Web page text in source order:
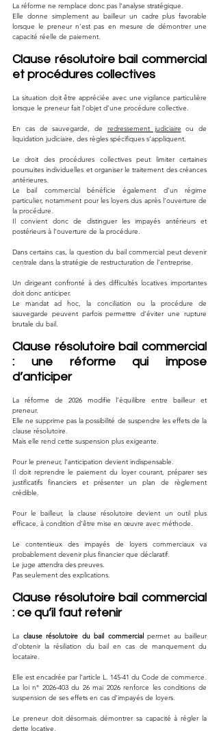
La réforme ne remplace donc pas l’analyse stratégique.
Elle donne simplement au bailleur un cadre plus favorable
lorsque le preneur n’est pas en mesure de démontrer une
capacité réelle de paiement.
Clause résolutoire bail commercial
et procédures collectives
La situation doit être appréciée avec une vigilance particulière
lorsque le preneur fait l’objet d’une procédure collective.
En cas de sauvegarde, de redressement judiciaire ou de
liquidation judiciaire, des règles spécifiques s’appliquent.
Le droit des procédures collectives peut limiter certaines
poursuites individuelles et organiser le traitement des créances
antérieures.
Le bail commercial bénéficie également d’un régime
particulier, notamment pour les loyers dus après l’ouverture de
la procédure.
Il convient donc de distinguer les impayés antérieurs et
postérieurs à l’ouverture de la procédure.
Dans certains cas, la question du bail commercial peut devenir
centrale dans la stratégie de restructuration de l’entreprise.
Un dirigeant confronté à des difficultés locatives importantes
doit donc anticiper.
Le mandat ad hoc, la conciliation ou la procédure de
sauvegarde peuvent parfois permettre d’éviter une rupture
brutale du bail.
Clause résolutoire bail commercial
: une réforme qui impose
d’anticiper
La réforme de 2026 modifie l’équilibre entre bailleur et
preneur.
Elle ne supprime pas la possibilité de suspendre les effets de la
clause résolutoire.
Mais elle rend cette suspension plus exigeante.
Pour le preneur, l’anticipation devient indispensable.
Il doit reprendre le paiement du loyer courant, préparer ses
justificatifs financiers et présenter un plan de règlement
crédible.
Pour le bailleur, la clause résolutoire devient un outil plus
efficace, à condition d’être mise en œuvre avec méthode.
Le contentieux des impayés de loyers commerciaux va
probablement devenir plus financier que déclaratif.
Le juge attendra des preuves.
Pas seulement des explications.
Clause résolutoire bail commercial
: ce qu’il faut retenir
La clause résolutoire du bail commercial permet au bailleur
d’obtenir la résiliation du bail en cas de manquement du
locataire.
Elle est encadrée par l’article L. 145-41 du Code de commerce.
La loi n° 2026-403 du 26 mai 2026 renforce les conditions de
suspension de ses effets en cas d’impayés de loyers.
Le preneur doit désormais démontrer sa capacité à régler la
dette locative.